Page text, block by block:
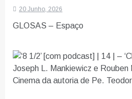
20 Junho, 2026
GLOSAS – Espaço